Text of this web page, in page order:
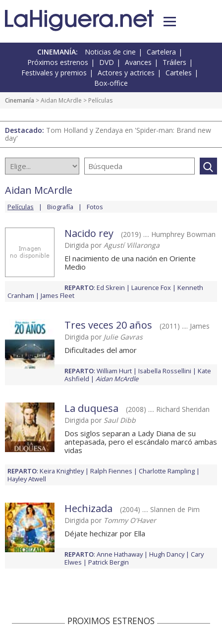
CINEMANÍA: Noticias de cine
Cartelera
Próximos estrenos
DVD Avances
Tráilers
Festivales y premios
Actores y actrices
Carteles
Box-office
Cinemanía >Aidan McArdle > Películas
Destacado: Tom Holland y Zendaya en 'Spider-man: Brand new
day'
Aidan McArdle
Películas Biografía Fotos
Nacido rey
(2019) .... Humphrey Bowman
Dirigida por Agustí Villaronga
El nacimiento de una nación en Oriente
Medio
REPARTO: Ed Skrein Laurence Fox
Kenneth
Cranham
James Fleet
Tres veces 20 años
(2011) .... James
Dirigida por Julie Gavras
Dificultades del amor
REPARTO: William Hurt Isabella Rossellini
Kate
Ashfield
Aidan McArdle
La duquesa
(2008) .... Richard Sheridan
Dirigida por Saul Dibb
Dos siglos separan a Lady Diana de su
antepasada, pero el escándalo marcó ambas
vidas
REPARTO: Keira Knightley Ralph Fiennes
Charlotte Rampling
Hayley Atwell
Hechizada
(2004) .... Slannen de Pim
Dirigida por Tommy O'Haver
Déjate hechizar por Ella
REPARTO: Anne Hathaway Hugh Dancy
Cary
Elwes
Patrick Bergin
PROXIMOS ESTRENOS